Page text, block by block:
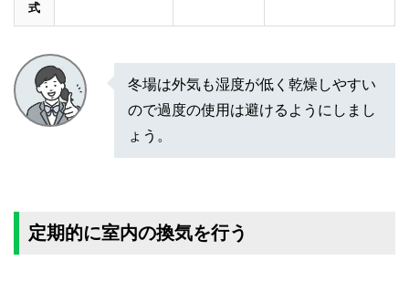
式
冬場は外気も湿度が低く乾燥しやすい
ので過度の使用は避けるようにしまし
ょう。
定期的に室内の換気を行う